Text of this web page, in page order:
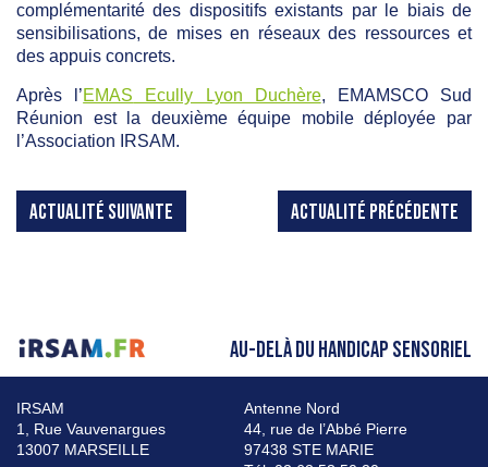
complémentarité des dispositifs existants par le biais de
sensibilisations, de mises en réseaux des ressources et
des appuis concrets.
Après l’EMAS Ecully Lyon Duchère, EMAMSCOSud
Réunion est la deuxième équipe mobile déployée par
l’Association IRSAM.
ACTUALITÉ SUIVANTE ACTUALITÉ PRÉCÉDENTE
AU-DELÀ DU HANDICAP SENSORIEL
IRSAM
1, Rue Vauvenargues
13007 MARSEILLE
Antenne Nord
44, rue de l’Abbé Pierre
97438 STE MARIE